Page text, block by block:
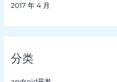
2017 年 4 月
分类